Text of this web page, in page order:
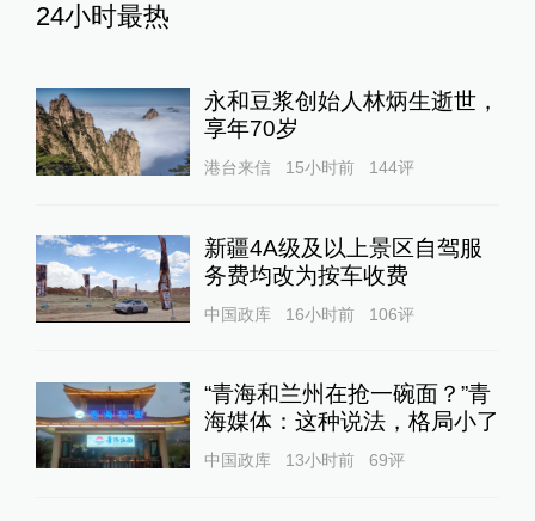
24小时最热
永和豆浆创始人林炳生逝世，
享年70岁
港台来信 15小时前 144评
新疆4A级及以上景区自驾服
务费均改为按车收费
中国政库 16小时前 106评
“青海和兰州在抢一碗面？”青
海媒体：这种说法，格局小了
中国政库 13小时前 69评